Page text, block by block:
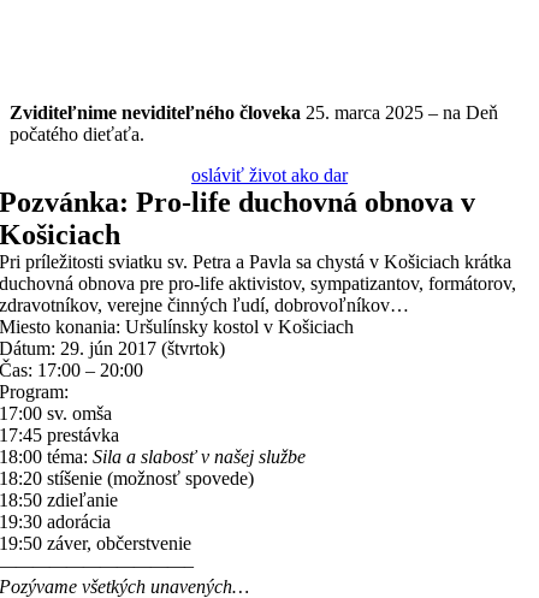
Zviditeľnime neviditeľného človeka 25. marca 2025 – na Deň
počatého dieťaťa.
osláviť život ako dar
Pozvánka: Pro-life duchovná obnova v
Košiciach
Pri príležitosti sviatku sv. Petra a Pavla sa chystá v Košiciach krátka
duchovná obnova pre pro-life aktivistov, sympatizantov, formátorov,
zdravotníkov, verejne činných ľudí, dobrovoľníkov…
Miesto konania: Uršulínsky kostol v Košiciach
Dátum: 29. jún 2017 (štvrtok)
Čas: 17:00 – 20:00
Program:
17:00 sv. omša
17:45 prestávka
18:00 téma:Sila a slabosť v našej službe
18:20 stíšenie (možnosť spovede)
18:50 zdieľanie
19:30 adorácia
19:50 záver, občerstvenie
———————————–
Pozývame všetkých unavených…